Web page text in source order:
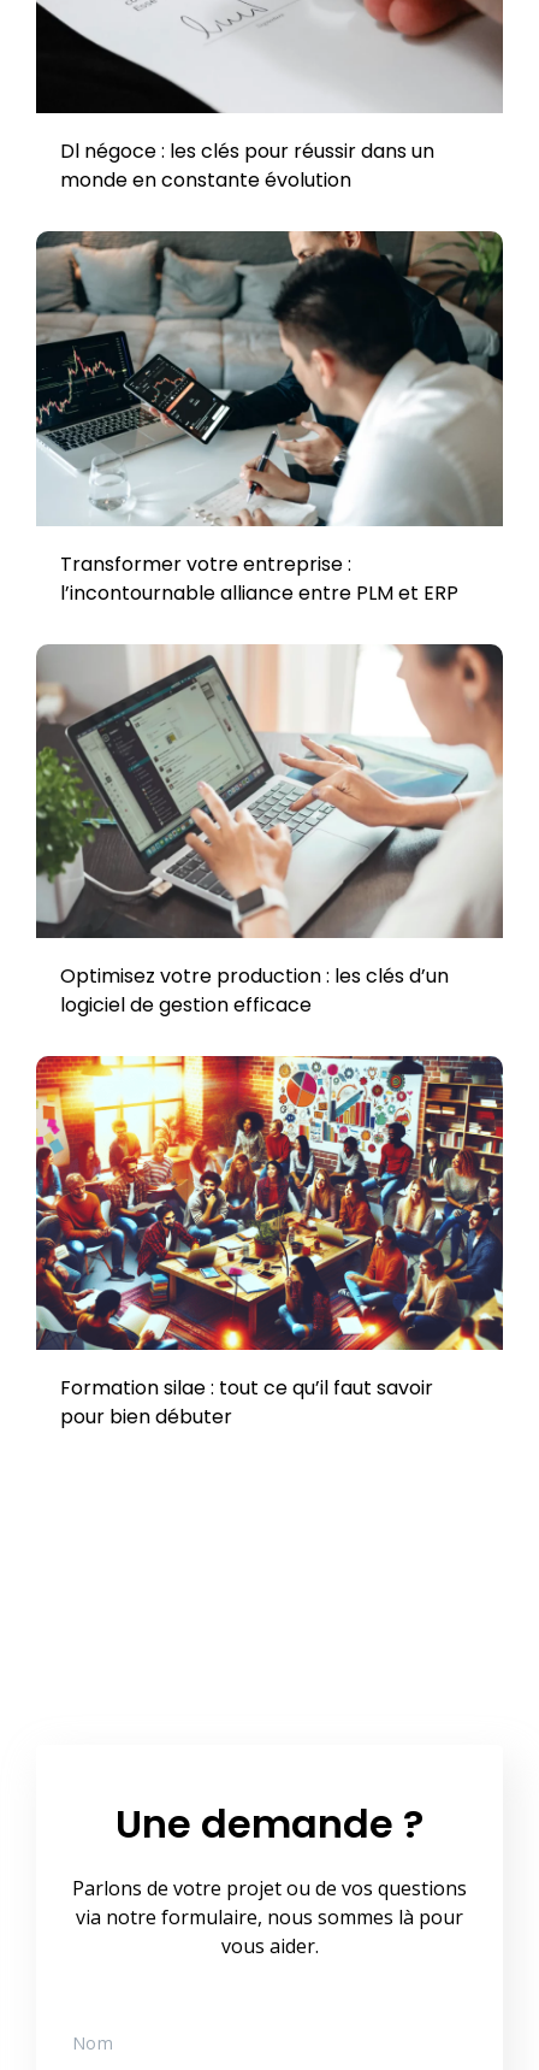
Dl négoce : les clés pour réussir dans un
monde en constante évolution
Transformer votre entreprise :
l’incontournable alliance entre PLM et ERP
Optimisez votre production : les clés d’un
logiciel de gestion efficace
Formation silae : tout ce qu’il faut savoir
pour bien débuter
Une demande ?
Parlons de votre projet ou de vos questions
via notre formulaire, nous sommes là pour
vous aider.